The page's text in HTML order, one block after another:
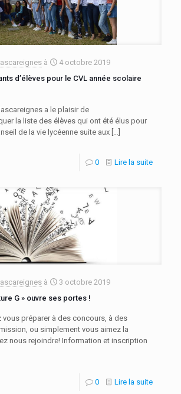
à
4 octobre 2019
d’élèves pour le CVL année scolaire
a le plaisir de
la liste des élèves qui ont été élus pour
de la vie lycéenne suite aux […]
0 Lire la suite
à
3 octobre 2019
G » ouvre ses portes !
vous préparer à des concours, à des
ou simplement vous aimez la
nous rejoindre! Information et inscription
0 Lire la suite